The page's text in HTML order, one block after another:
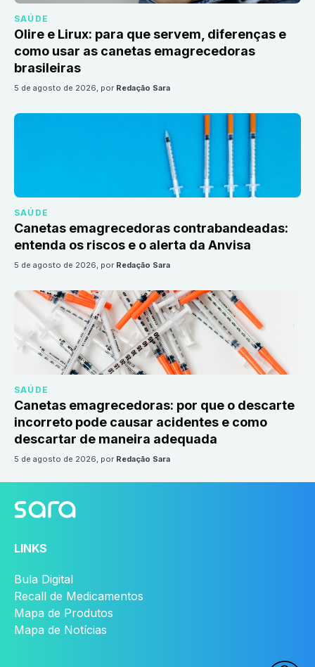
SAÚDE
Olire e Lirux: para que servem, diferenças e
como usar as canetas emagrecedoras
brasileiras
5 de agosto de 2026, por Redação Sara
SAÚDE
Canetas emagrecedoras contrabandeadas:
entenda os riscos e o alerta da Anvisa
5 de agosto de 2026, por Redação Sara
SAÚDE
Canetas emagrecedoras: por que o descarte
incorreto pode causar acidentes e como
descartar de maneira adequada
5 de agosto de 2026, por Redação Sara
LINKS
Bula Digital
Recall de Medicamentos
Mapa de Produtos
Mapa de Notícias